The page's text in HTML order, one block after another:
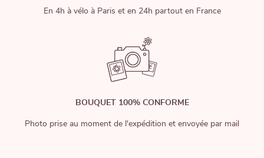
En 4h à vélo à Paris et en 24h partout en France
BOUQUET 100% CONFORME
Photo prise au moment de l'expédition et envoyée par mail